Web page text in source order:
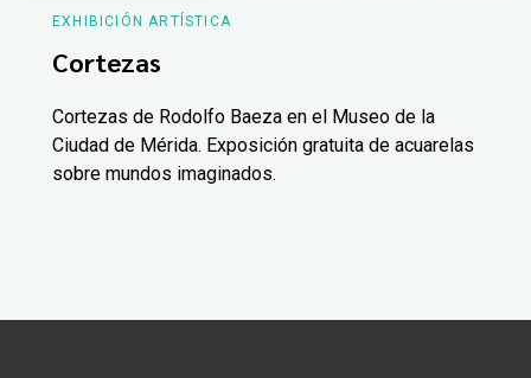
EXHIBICIÓN ARTÍSTICA
Cortezas
Cortezas de Rodolfo Baeza en el Museo de la
Ciudad de Mérida. Exposición gratuita de acuarelas
sobre mundos imaginados.